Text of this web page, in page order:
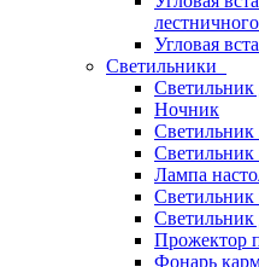
Угловая
Светильники
Светильник
Ночник
Светильник
Лампа
Светильник
Светильник
Прожектор
Фонарь